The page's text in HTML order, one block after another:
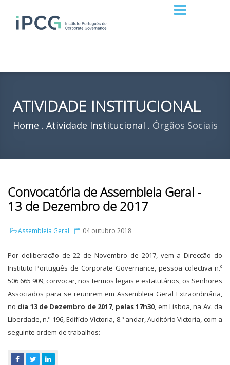
ATIVIDADE INSTITUCIONAL
Home Atividade Institucional Órgãos Sociais
Convocatória de Assembleia Geral -
13 de Dezembro de 2017
Assembleia Geral 04 outubro 2018
Por deliberação de 22 de Novembro de 2017, vem a Direcção do
Instituto Português de Corporate Governance, pessoa colectiva n.º
506 665 909, convocar, nos termos legais e estatutários, os Senhores
Associados para se reunirem em Assembleia Geral Extraordinária,
no dia 13 de Dezembro de 2017, pelas 17h30, em Lisboa, na Av. da
Liberdade, n.º 196, Edifício Victoria, 8.º andar, Auditório Victoria, com a
seguinte ordem de trabalhos: